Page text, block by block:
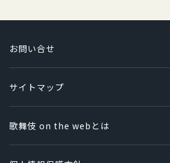
お問い合せ
サイトマップ
歌舞伎 on the webとは